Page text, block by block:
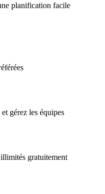
planification facile
gérez les équipes
gratuitement